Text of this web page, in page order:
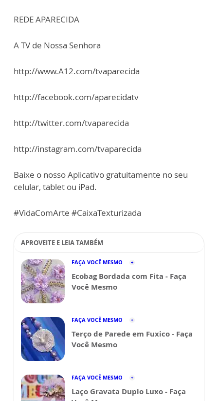
REDE APARECIDA
A TV de Nossa Senhora
http://www.A12.com/tvaparecida
http://facebook.com/aparecidatv
http://twitter.com/tvaparecida
http://instagram.com/tvaparecida
Baixe o nosso Aplicativo gratuitamente no seu
celular, tablet ou iPad.
#VidaComArte #CaixaTexturizada
APROVEITE E LEIA TAMBÉM
FAÇA VOCÊ MESMO
Ecobag Bordada com Fita - Faça
Você Mesmo
FAÇA VOCÊ MESMO
Terço de Parede em Fuxico - Faça
Você Mesmo
FAÇA VOCÊ MESMO
Laço Gravata Duplo Luxo - Faça